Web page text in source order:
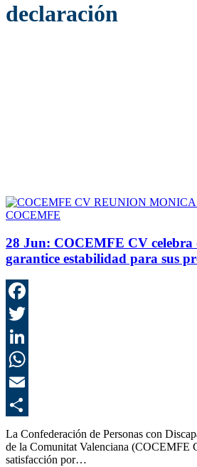
declaración
COCEMFE
28 Jun: COCEMFE CV
garantice estabilidad para sus
La Confederación de Personas con
de la Comunitat Valenciana (COCEMFE
satisfacción por…